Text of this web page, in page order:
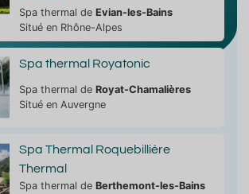
Spa thermal de Evian-les-Bains
Situé en Rhône-Alpes
Spa thermal Royatonic
Spa thermal de Royat-Chamalières
Situé en Auvergne
Spa Thermal Roquebillière
Thermal
Spa thermal de Berthemont-les-Bains